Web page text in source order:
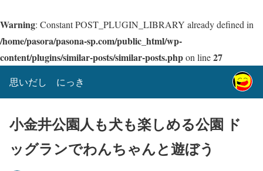
Warning: Constant POST_PLUGIN_LIBRARY already defined in
/home/pasora/pasona-sp.com/public_html/wp-
content/plugins/similar-posts/similar-posts.phpon line27
思いだし にっき
小金井公園人も犬も楽しめる公園 ド
ッグランでわんちゃんと遊ぼう